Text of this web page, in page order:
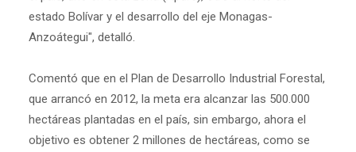
estado Bolívar y el desarrollo del eje Monagas-
Anzoátegui", detalló.
Comentó que en el Plan de Desarrollo Industrial Forestal,
que arrancó en 2012, la meta era alcanzar las 500.000
hectáreas plantadas en el país, sin embargo, ahora el
objetivo es obtener 2 millones de hectáreas, como se